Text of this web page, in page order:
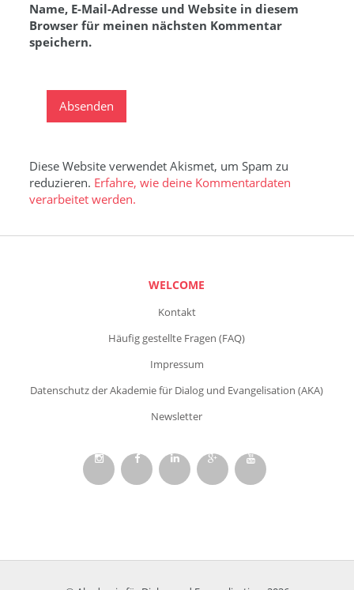
Name, E-Mail-Adresse und Website in diesem
Browser für meinen nächsten Kommentar
speichern.
Diese Website verwendet Akismet, um Spam zu
reduzieren. Erfahre, wie deine Kommentardaten
verarbeitet werden.
WELCOME
Kontakt
Häufig gestellte Fragen (FAQ)
Impressum
Datenschutz der Akademie für Dialog und Evangelisation (AKA)
Newsletter